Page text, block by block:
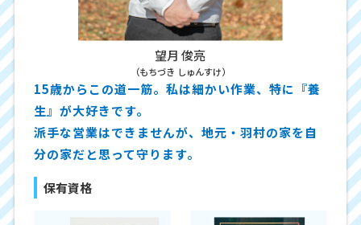
望月 俊亮
（もちづき しゅんすけ）
15歳からこの道一筋。私は細かい作業、特に『養
生』が大好きです。
派手な営業はできませんが、地元・羽村の家を自
分の家だと思って守ります。
保有資格